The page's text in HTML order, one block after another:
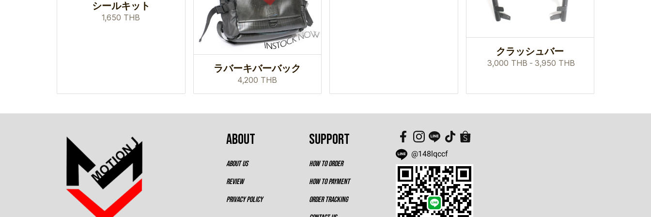
シールキット
1,650 THB
ラバーキバーバック
4,200 THB
クラッシュバー
3,000 THB - 3,950 THB
ABOUT
ABOUT US
REVIEW
PRIVACY POLICY
SUPPORT
HOW TO ORDER
HOW TO PAYMENT
ORDER TRACKING
@148lqccf